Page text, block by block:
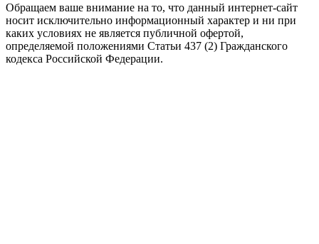
Обращаем ваше внимание на то, что данный интернет-сайт
носит исключительно информационный характер и ни при
каких условиях не является публичной офертой,
определяемой положениями Статьи 437 (2) Гражданского
кодекса Российской Федерации.